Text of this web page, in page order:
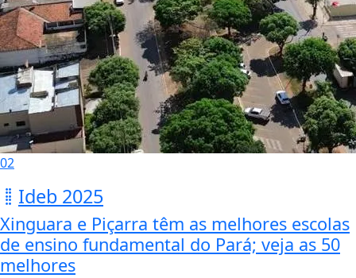
02
Ideb 2025
Xinguara e Piçarra têm as melhores escolas
de ensino fundamental do Pará; veja as 50
melhores